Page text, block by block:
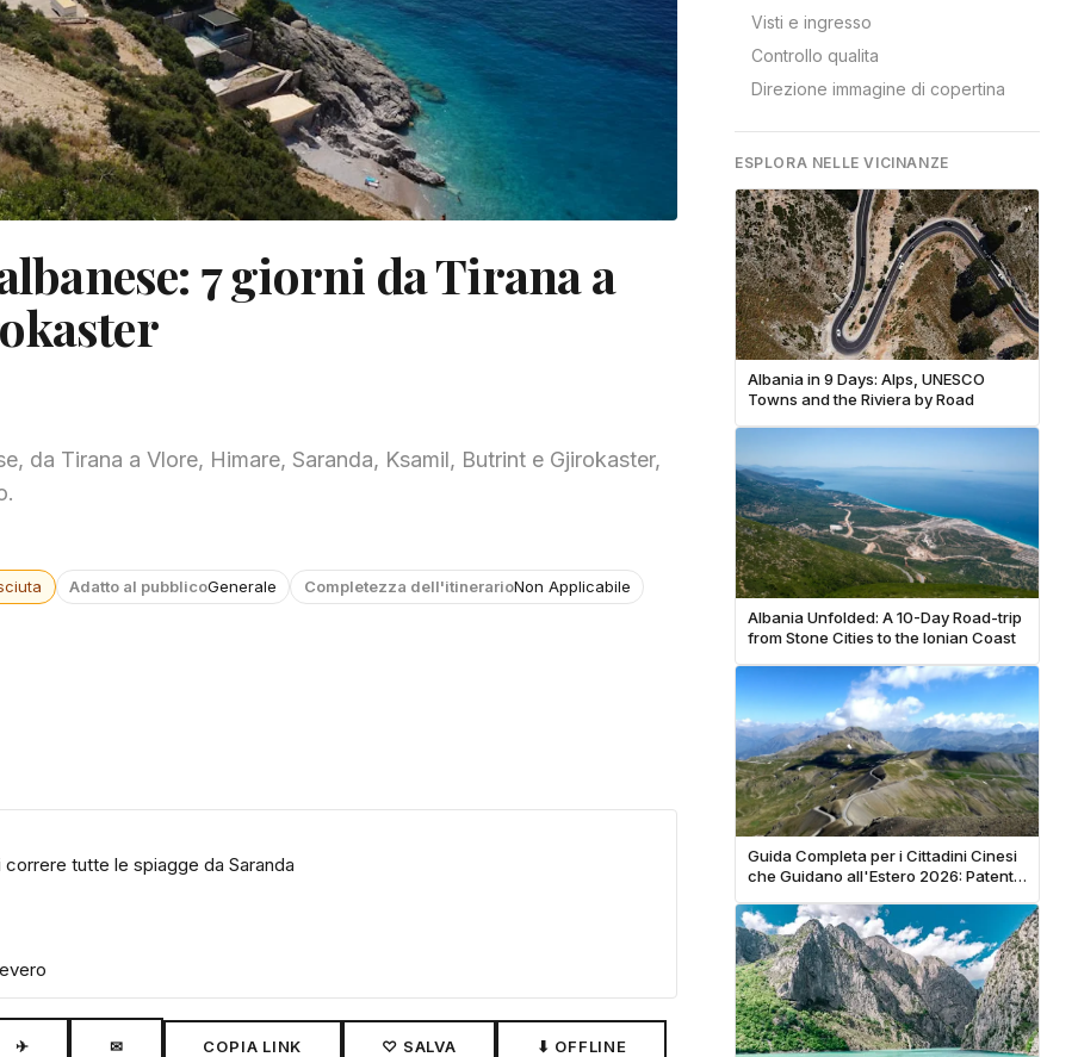
7 giorni da Tirana a
da Tirana a Vlore, Himare, Saranda, Ksamil, Butrint e Gjirokaster,
Adatto al pubblicoGenerale Completezza dell'itinerarioNon Applicabile
tutte le spiagge da Saranda
✈ ✉ COPIA LINK ♡ SALVA ⬇ OFFLINE
Visti e ingresso
Controllo qualita
Direzione immagine di copertina
ESPLORA NELLE VICINANZE
Albania in 9 Days: Alps, UNESCO
Towns and the Riviera by Road
Albania Unfolded: A 10-Day Road-trip
from Stone Cities to the Ionian Coast
Guida Completa per i Cittadini Cinesi
che Guidano all'Estero 2026: Patenti
Globale